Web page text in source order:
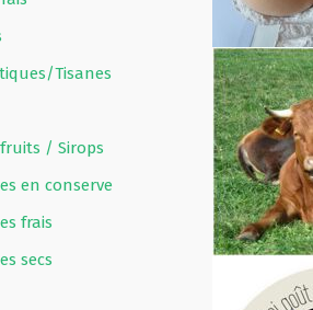
Tisanes
/ Sirops
en conserve
frais
secs